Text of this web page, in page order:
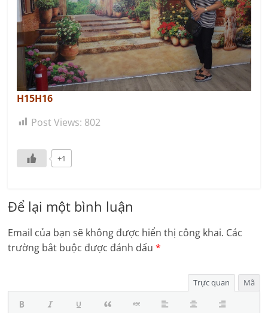
H15H16
Post Views: 802
+1
Để lại một bình luận
Email của bạn sẽ không được hiển thị công khai. Các
trường bắt buộc được đánh dấu*
Trực quan Mã